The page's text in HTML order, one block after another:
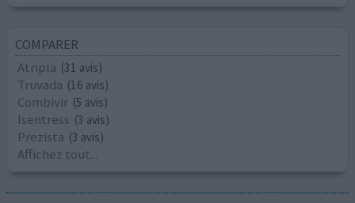
COMPARER
Atripla (31 avis)
Truvada (16 avis)
Combivir (5 avis)
Isentress (3 avis)
Prezista (3 avis)
Affichez tout...